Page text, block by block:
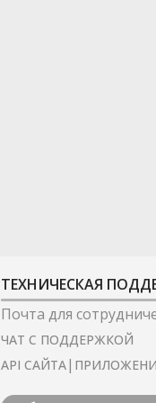
ТЕХНИЧЕСКАЯ
Почта для
ЧАТ С ПОДДЕРЖКОЙ
API САЙТА|